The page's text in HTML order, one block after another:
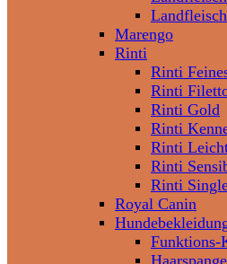
Marengo
Rinti
Rinti
Rinti
Rinti Gold
Rinti
Rinti
Rinti
Rinti
Royal Canin
Funktions-